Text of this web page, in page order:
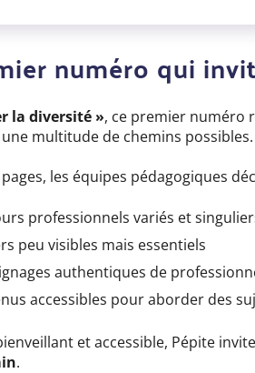
numéro qui
la diversité », ce premier numéro
multitude de chemins possibles.
les équipes pédagogiques
professionnels variés et
peu visibles mais essentiels
authentiques de
accessibles pour aborder des
et accessible, Pépite
.